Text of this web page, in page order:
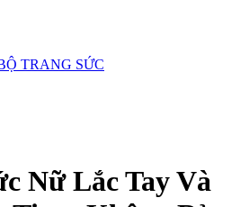
TRANG SỨC
Nữ Lắc Tay Và